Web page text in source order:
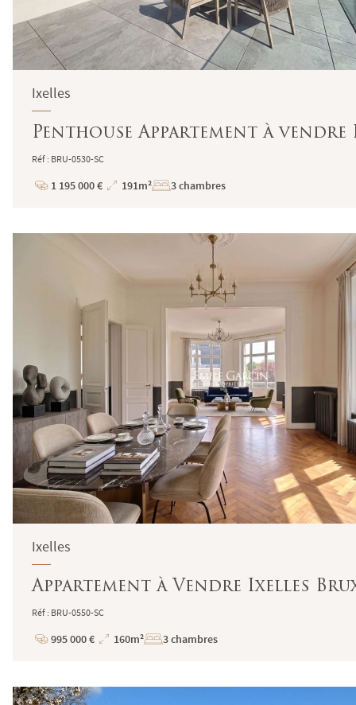
Ixelles
Penthouse Appartement à
Réf : BRU-0530-SC
Prix
1 195 000 €
Superficie
191m² 3 chambres
Ixelles
Appartement à Vendre Ixelles
Réf : BRU-0550-SC
Prix
995 000 €
Superficie
160m² 3 chambres